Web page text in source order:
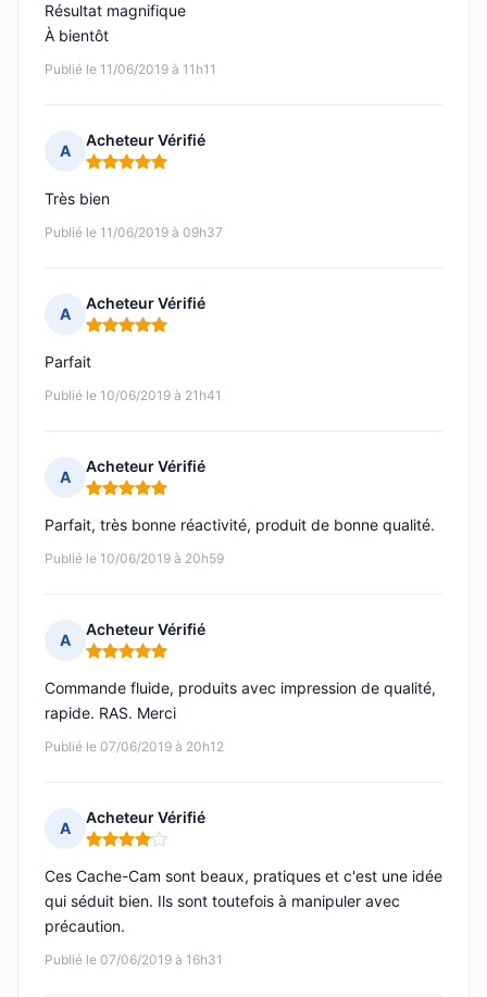
Publié le 11/06/2019 à 11h11
Résultat magnifique
À bientôt
A
Acheteur Vérifié
Note : 5 sur 5
Publié le 11/06/2019 à 09h37
Très bien
A
Acheteur Vérifié
Note : 5 sur 5
Publié le 10/06/2019 à 21h41
Parfait
A
Acheteur Vérifié
Note : 5 sur 5
Publié le 10/06/2019 à 20h59
Parfait, très bonne réactivité, produit de bonne qualité.
A
Acheteur Vérifié
Note : 5 sur 5
Publié le 07/06/2019 à 20h12
Commande fluide, produits avec impression de qualité,
rapide. RAS. Merci
A
Acheteur Vérifié
Note : 4 sur 5
Publié le 07/06/2019 à 16h31
Ces Cache-Cam sont beaux, pratiques et c'est une idée
qui séduit bien. Ils sont toutefois à manipuler avec
précaution.